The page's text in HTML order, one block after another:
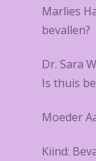
Marlies
bevallen?
Dr. Sara
Is thuis
Moeder
Kiind: